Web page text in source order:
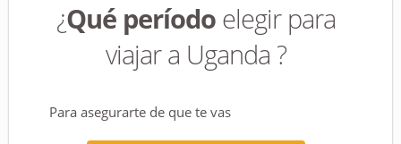
¿Qué período elegir para
viajar a Uganda ?
Para asegurarte de que te vas